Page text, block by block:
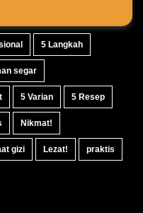
5 Langkah
segar
5 Varian 5 Resep
Nikmat!
gizi Lezat! praktis